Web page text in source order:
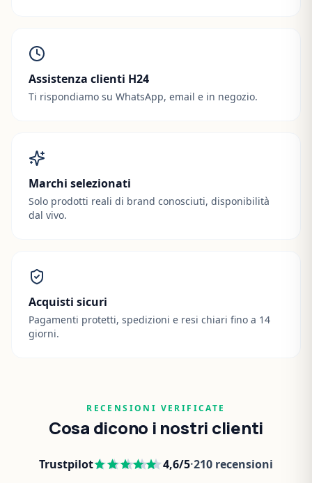
Assistenza clienti H24
Ti rispondiamo su WhatsApp, email e in negozio.
Marchi selezionati
Solo prodotti reali di brand conosciuti, disponibilità
dal vivo.
Acquisti sicuri
Pagamenti protetti, spedizioni e resi chiari fino a 14
giorni.
RECENSIONI VERIFICATE
Cosa dicono i nostri clienti
Trustpilot 4,6/5·210 recensioni